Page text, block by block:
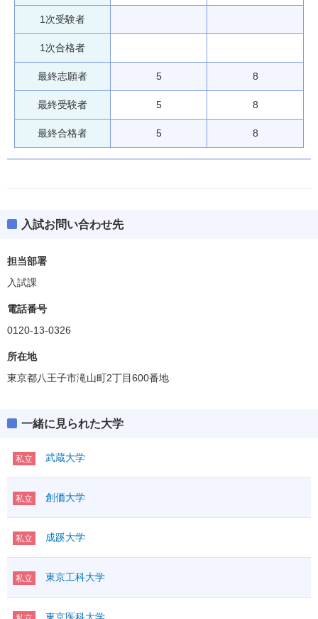
1次受験者
1次合格者
最終志願者 5 8
最終受験者 5 8
最終合格者 5 8
入試お問い合わせ先
担当部署
入試課
電話番号
0120-13-0326
所在地
東京都八王子市滝山町2丁目600番地
一緒に見られた大学
私立 武蔵大学
私立 創価大学
私立 成蹊大学
私立 東京工科大学